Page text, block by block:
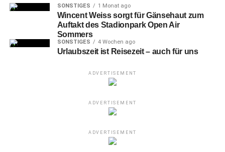
Tore für den FCN . . .
SONSTIGES 1 Monat ago
Wincent Weiss sorgt für Gänsehaut zum
Auftakt des Stadionpark Open Air
Sommers
SONSTIGES 4 Wochen ago
Urlaubszeit ist Reisezeit – auch für uns
ADVERTISEMENT
ADVERTISEMENT
ADVERTISEMENT